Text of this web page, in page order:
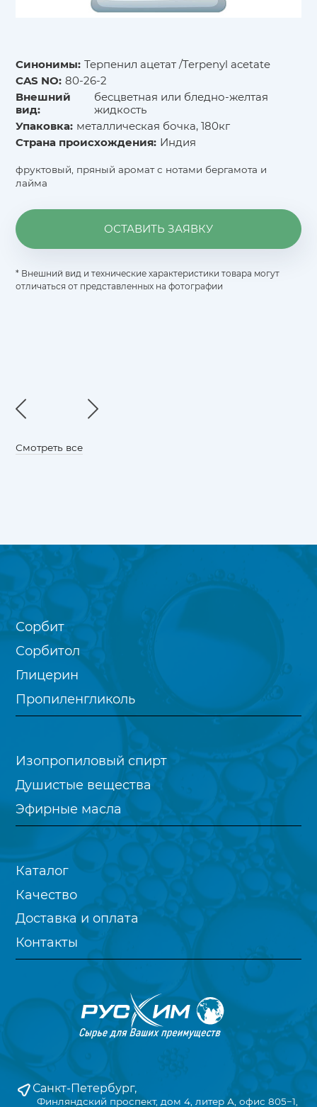
Синонимы: Терпенил ацетат /Terpenyl acetate
CAS NO: 80-26-2
Внешний
вид:
бесцветная или бледно-желтая
жидкость
Упаковка: металлическая бочка, 180кг
Страна происхождения: Индия
фруктовый, пряный аромат с нотами бергамота и
лайма
ОСТАВИТЬ ЗАЯВКУ
* Внешний вид и технические характеристики товара могут
отличаться от представленных на фотографии
Смотреть все
Санкт-Петербург,
Финляндский проспект, дом 4, литер А, офис 805−1,
Сорбит
Сорбитол
Глицерин
Пропиленгликоль
Изопропиловый спирт
Душистые вещества
Эфирные масла
Каталог
Качество
Доставка и оплата
Контакты